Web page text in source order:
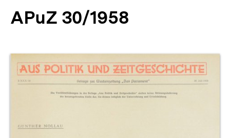
APuZ 30/1958
Produktvorschau